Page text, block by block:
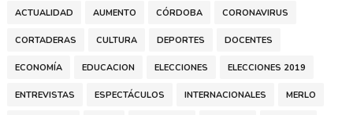
ACTUALIDAD AUMENTO CÓRDOBA CORONAVIRUS
CORTADERAS CULTURA DEPORTES DOCENTES
ECONOMÍA EDUCACION ELECCIONES ELECCIONES 2019
ENTREVISTAS ESPECTÁCULOS INTERNACIONALES MERLO